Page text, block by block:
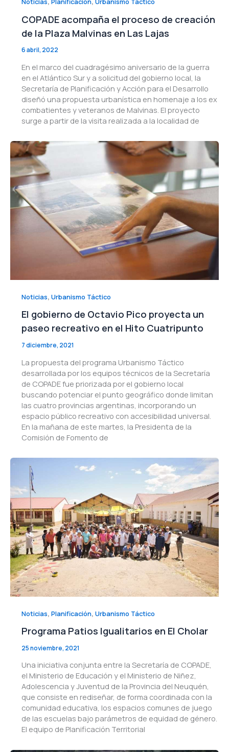
COPADE acompaña el proceso de creación
de la Plaza Malvinas en Las Lajas
6 abril, 2022
En el marco del cuadragésimo aniversario de la guerra
en el Atlántico Sur y a solicitud del gobierno local, la
Secretaría de Planificación y Acción para el Desarrollo
diseñó una propuesta urbanística en homenaje a los ex
combatientes y veteranos de Malvinas. El proyecto
surge a partir de la visita realizada a la localidad de
Noticias, Urbanismo Táctico
El gobierno de Octavio Pico proyecta un
paseo recreativo en el Hito Cuatripunto
7 diciembre, 2021
La propuesta del programa Urbanismo Táctico
desarrollada por los equipos técnicos de la Secretaría
de COPADE fue priorizada por el gobierno local
buscando potenciar el punto geográfico donde limitan
las cuatro provincias argentinas, incorporando un
espacio público recreativo con accesibilidad universal.
En la mañana de este martes, la Presidenta de la
Comisión de Fomento de
Noticias, Planificación, Urbanismo Táctico
Programa Patios Igualitarios en El Cholar
25 noviembre, 2021
Una iniciativa conjunta entre la Secretaría de COPADE,
el Ministerio de Educación y el Ministerio de Niñez,
Adolescencia y Juventud de la Provincia del Neuquén,
que consiste en rediseñar, de forma coordinada con la
comunidad educativa, los espacios comunes de juego
de las escuelas bajo parámetros de equidad de género.
El equipo de Planificación Territorial